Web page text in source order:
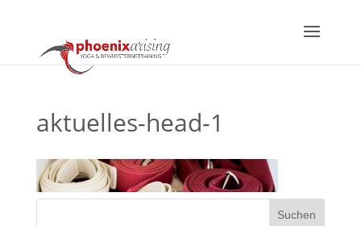
aktuelles-head-1